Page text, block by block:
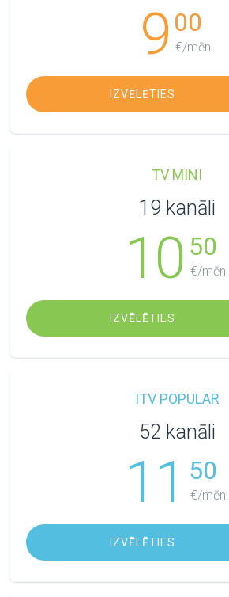
9 00
€/mēn.
IZVĒLĒTIES
TV MINI
19 kanāli
10 50
€/mēn.
IZVĒLĒTIES
ITV POPULAR
52 kanāli
11 50
€/mēn.
IZVĒLĒTIES